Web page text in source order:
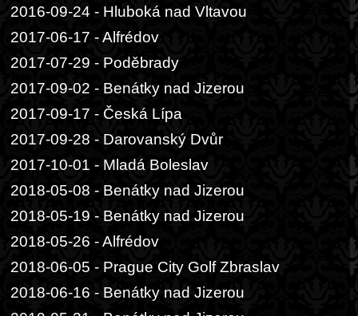
2016-09-24 - Hluboká nad Vltavou
2017-06-17 - Alfrédov
2017-07-29 - Poděbrady
2017-09-02 - Benátky nad Jizerou
2017-09-17 - Česká Lípa
2017-09-28 - Darovanský Dvůr
2017-10-01 - Mladá Boleslav
2018-05-08 - Benátky nad Jizerou
2018-05-19 - Benátky nad Jizerou
2018-05-26 - Alfrédov
2018-06-05 - Prague City Golf Zbraslav
2018-06-16 - Benátky nad Jizerou